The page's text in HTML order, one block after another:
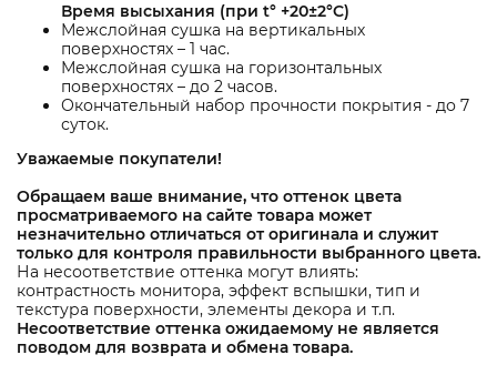
Время высыхания (при t° +20±2°C)
Межслойная сушка на вертикальных
поверхностях – 1 час.
Межслойная сушка на горизонтальных
поверхностях – до 2 часов.
Окончательный набор прочности покрытия - до 7
суток.
Уважаемые покупатели!
Обращаем ваше внимание, что оттенок цвета
просматриваемого на сайте товара может
незначительно отличаться от оригинала и служит
только для контроля правильности выбранного цвета.
На несоответствие оттенка могут влиять:
контрастность монитора, эффект вспышки, тип и
текстура поверхности, элементы декора и т.п.
Несоответствие оттенка ожидаемому не является
поводом для возврата и обмена товара.